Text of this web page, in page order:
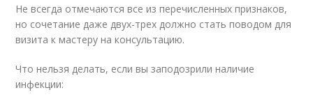
Не всегда отмечаются все из перечисленных признаков,
но сочетание даже двух-трех должно стать поводом для
визита к мастеру на консультацию.
Что нельзя делать, если вы заподозрили наличие
инфекции: